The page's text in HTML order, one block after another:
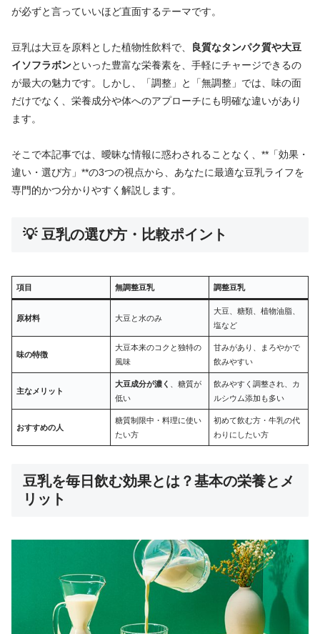
が必ずと言っていいほど直面するテーマです。
豆乳は大豆を原料とした植物性飲料で、
良質なタンパク質や大豆
イソフラボンといった豊富な栄養素を、手軽にチャージできるの
が最大の魅力です。しかし、「調整」と「無調整」では、味の面
だけでなく、栄養成分や体へのアプローチにも明確な違いがあり
ます。
そこで本記事では、曖昧な情報に惑わされることなく、**「効果・
違い・選び方」**の3つの視点から、あなたに最適な豆乳ライフを
専門的かつ分かりやすく解説します。
💡 豆乳の選び方・比較ポイント
項目 無調整豆乳 調整豆乳
原材料 大豆と水のみ
大豆、糖類、植物油脂、
塩など
味の特徴
大豆本来のコクと独特の
風味
甘みがあり、まろやかで
飲みやすい
主なメリット
大豆成分が濃く
、糖質が
低い
飲みやすく調整され、カ
ルシウム添加も多い
おすすめの人
糖質制限中・料理に使い
たい方
初めて飲む方・牛乳の代
わりにしたい方
豆乳を毎日飲む効果とは？基本の栄養とメ
リット